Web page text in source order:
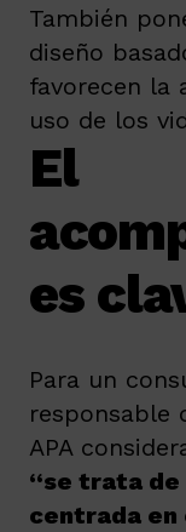
También
diseño
favorecen la
uso de los
El
es
Para un
responsable
APA
“se trata de
centrada en